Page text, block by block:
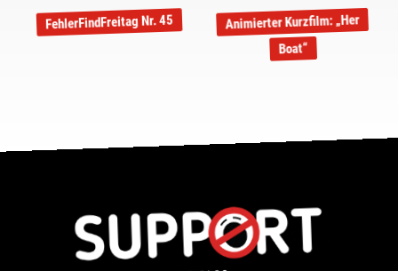
FehlerFindFreitag Nr. 45 Animierter Kurzfilm: „Her
Boat“